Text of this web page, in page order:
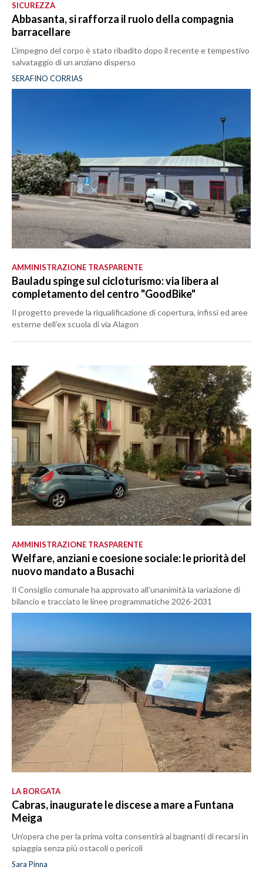
SICUREZZA
Abbasanta, si rafforza il ruolo della compagnia
barracellare
L'impegno del corpo è stato ribadito dopo il recente e tempestivo
salvataggio di un anziano disperso
SERAFINO CORRIAS
AMMINISTRAZIONE TRASPARENTE
Bauladu spinge sul cicloturismo: via libera al
completamento del centro "GoodBike"
Il progetto prevede la riqualificazione di copertura, infissi ed aree
esterne dell'ex scuola di via Alagon
AMMINISTRAZIONE TRASPARENTE
Welfare, anziani e coesione sociale: le priorità del
nuovo mandato a Busachi
Il Consiglio comunale ha approvato all'unanimità la variazione di
bilancio e tracciato le linee programmatiche 2026-2031
LA BORGATA
Cabras, inaugurate le discese a mare a Funtana
Meiga
Un'opera che per la prima volta consentirà ai bagnanti di recarsi in
spiaggia senza più ostacoli o pericoli
Sara Pinna